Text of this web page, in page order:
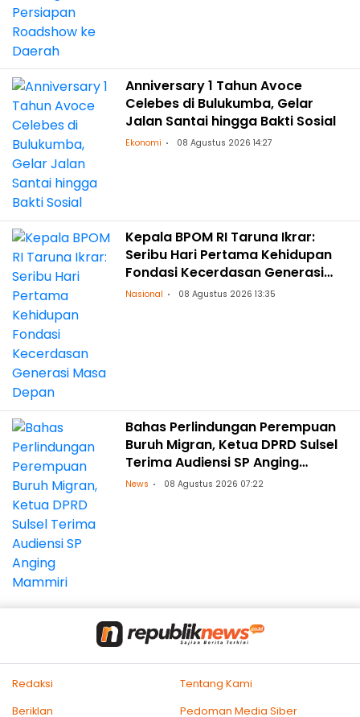
Anniversary 1 Tahun Avoce
Celebes di Bulukumba, Gelar
Jalan Santai hingga Bakti Sosial
Ekonomi 08 Agustus 2026 14:27
Kepala BPOM RI Taruna Ikrar:
Seribu Hari Pertama Kehidupan
Fondasi Kecerdasan Generasi
Masa Depan
Nasional 08 Agustus 2026 13:35
Bahas Perlindungan Perempuan
Buruh Migran, Ketua DPRD Sulsel
Terima Audiensi SP Anging
Mammiri
News 08 Agustus 2026 07:22
Redaksi
Tentang Kami
Beriklan
Pedoman Media Siber